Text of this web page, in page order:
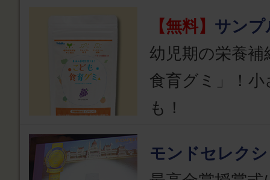
【無料】 サンプ
幼児期の栄養
食育グミ」！
も！
モンドセレク